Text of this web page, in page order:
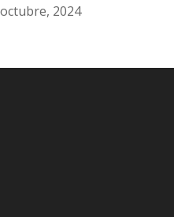
2024